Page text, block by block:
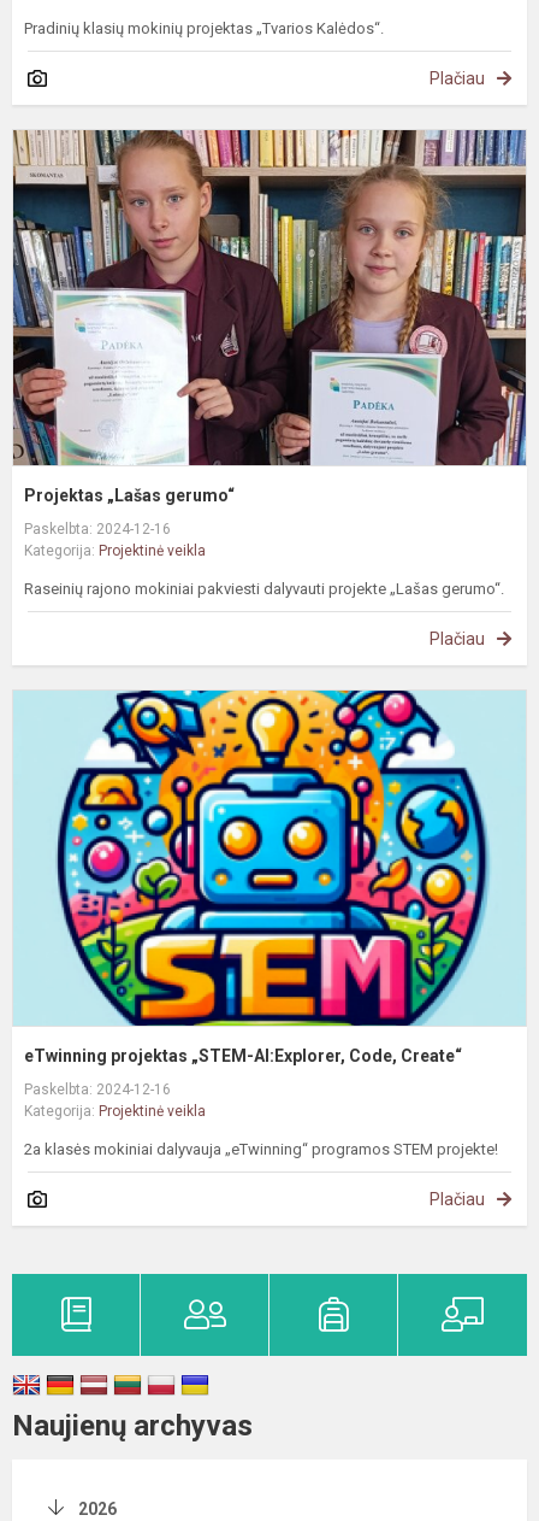
Pradinių klasių mokinių projektas „Tvarios Kalėdos“.
Plačiau
Projektas „Lašas gerumo“
Paskelbta: 2024-12-16
Kategorija: Projektinė veikla
Raseinių rajono mokiniai pakviesti dalyvauti projekte „Lašas gerumo“.
Plačiau
eTwinning projektas „STEM-AI:Explorer, Code, Create“
Paskelbta: 2024-12-16
Kategorija: Projektinė veikla
2a klasės mokiniai dalyvauja „eTwinning“ programos STEM projekte!
Plačiau
Naujienų archyvas
2026